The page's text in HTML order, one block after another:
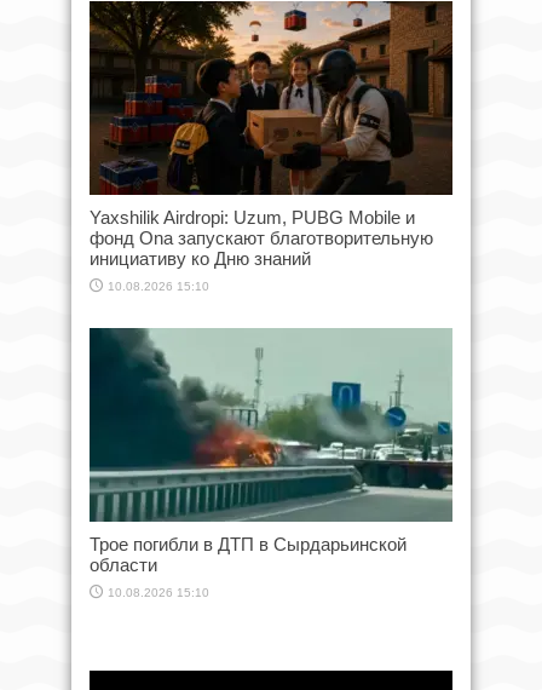
Yaxshilik Airdropi: Uzum, PUBG Mobile и
фонд Ona запускают благотворительную
инициативу ко Дню знаний
10.08.2026 15:10
Трое погибли в ДТП в Сырдарьинской
области
10.08.2026 15:10